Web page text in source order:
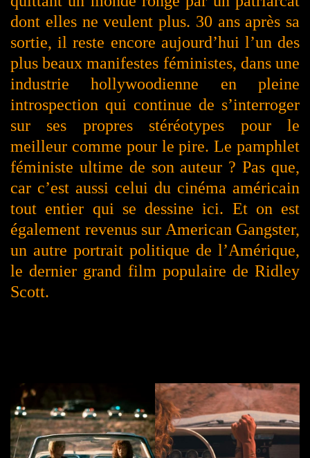
dont elles ne veulent plus. 30 ans après sa
sortie, il reste encore aujourd’hui l’un des
plus beaux manifestes féministes, dans une
industrie hollywoodienne en pleine
introspection qui continue de s’interroger
sur ses propres stéréotypes pour le
meilleur comme pour le pire. Le pamphlet
féministe ultime de son auteur ? Pas que,
car c’est aussi celui du cinéma américain
tout entier qui se dessine ici. Et on est
également revenus sur American Gangster,
un autre portrait politique de l’Amérique,
le dernier grand film populaire de Ridley
Scott.